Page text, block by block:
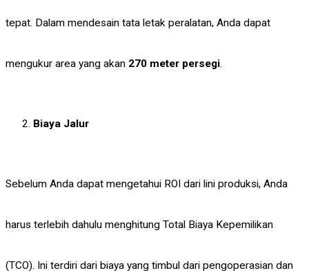
tepat. Dalam mendesain tata letak peralatan, Anda dapat
mengukur area yang akan 270 meter persegi.
Biaya Jalur
Sebelum Anda dapat mengetahui ROI dari lini produksi, Anda
harus terlebih dahulu menghitung Total Biaya Kepemilikan
(TCO). Ini terdiri dari biaya yang timbul dari pengoperasian dan